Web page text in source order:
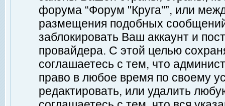
форума “Форум "Круга"”, или
размещения подобных
заблокировать Ваш аккаунт и
провайдера. С этой целью
соглашаетесь с тем, что
право в любое время по своему
редактировать, или удалить